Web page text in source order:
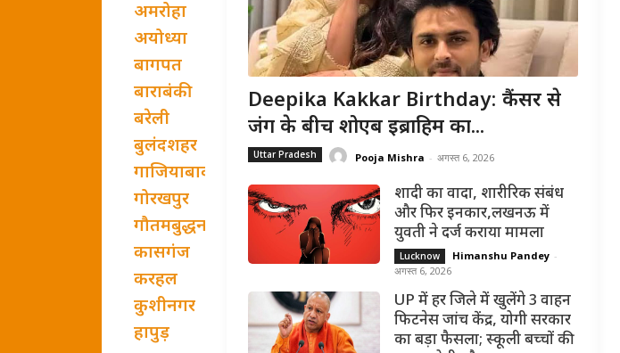
अमरोहा
अयोध्या
बागपत
बाराबंकी
बरेली
बुलंदशहर
गाजियाबाद
गोरखपुर
गौतमबुद्धनगर
कासगंज
करहल
कुशीनगर
हापुड़
Deepika Kakkar Birthday: कैंसर से
जंग के बीच शोएब इब्राहिम का...
Uttar Pradesh Pooja Mishra - अगस्त 6, 2026
शादी का वादा, शारीरिक संबंध
और फिर इनकार,लखनऊ में
युवती ने दर्ज कराया मामला
Lucknow Himanshu Pandey -
अगस्त 6, 2026
UP में हर जिले में खुलेंगे 3 वाहन
फिटनेस जांच केंद्र, योगी सरकार
का बड़ा फैसला; स्कूली बच्चों की